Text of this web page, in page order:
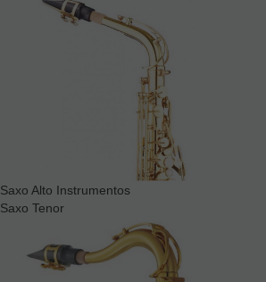
Saxo Alto Instrumentos
Saxo Tenor